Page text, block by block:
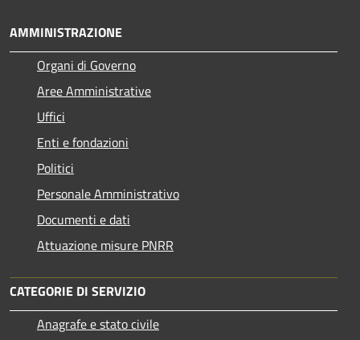
AMMINISTRAZIONE
Organi di Governo
Aree Amministrative
Uffici
Enti e fondazioni
Politici
Personale Amministrativo
Documenti e dati
Attuazione misure PNRR
CATEGORIE DI SERVIZIO
Anagrafe e stato civile